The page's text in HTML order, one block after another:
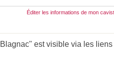
Éditer les informations de mon
est visible via les liens